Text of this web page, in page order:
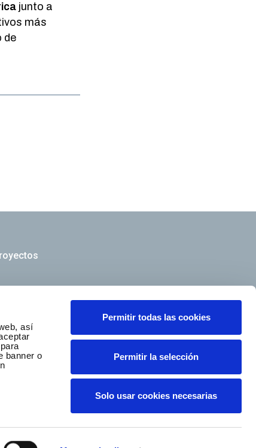
así
banner o
Permitir todas las cookies
Permitir la selección
Solo usar cookies necesarias
junto a
más
de
Síguenos
Canal ético y de cumplimiento